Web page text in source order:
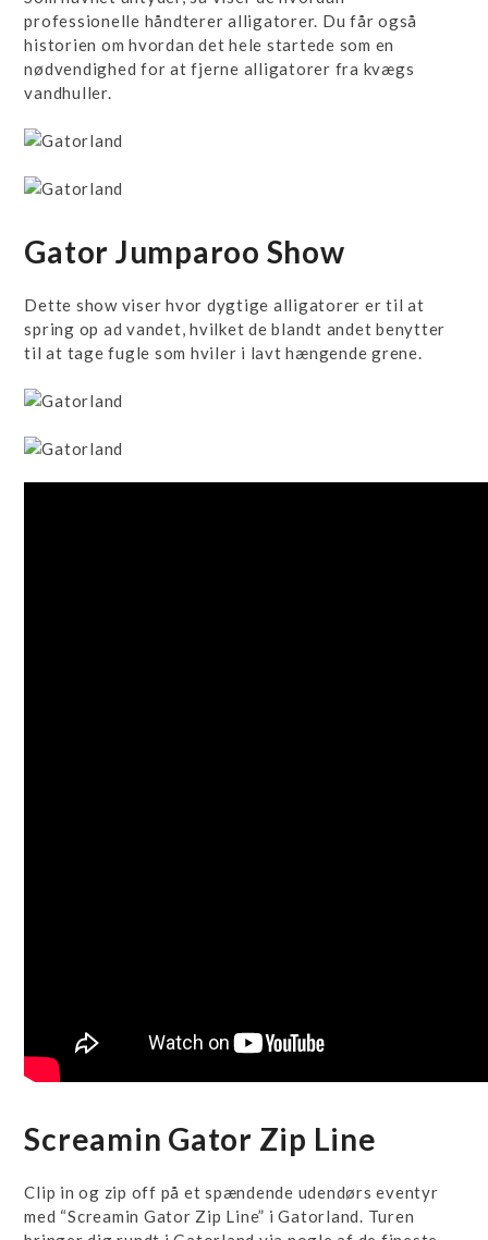
professionelle håndterer alligatorer. Du får også
historien om hvordan det hele startede som en
nødvendighed for at fjerne alligatorer fra kvægs
vandhuller.
Gator Jumparoo Show
Dette show viser hvor dygtige alligatorer er til at
spring op ad vandet, hvilket de blandt andet benytter
til at tage fugle som hviler i lavt hængende grene.
Screamin Gator Zip Line
Clip in og zip off på et spændende udendørs eventyr
med “Screamin Gator Zip Line” i Gatorland. Turen